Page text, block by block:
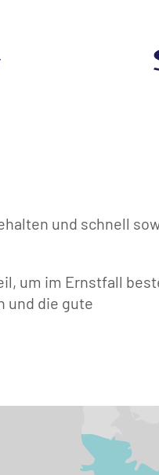
und schnell
um im Ernstfall
und die gute